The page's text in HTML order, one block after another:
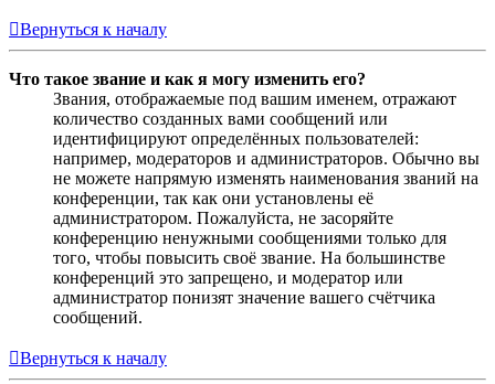
Вернуться к началу
Что такое звание и как я могу изменить его?
Звания, отображаемые под вашим именем, отражают
количество созданных вами сообщений или
идентифицируют определённых пользователей:
например, модераторов и администраторов. Обычно вы
не можете напрямую изменять наименования званий на
конференции, так как они установлены её
администратором. Пожалуйста, не засоряйте
конференцию ненужными сообщениями только для
того, чтобы повысить своё звание. На большинстве
конференций это запрещено, и модератор или
администратор понизят значение вашего счётчика
сообщений.
Вернуться к началу